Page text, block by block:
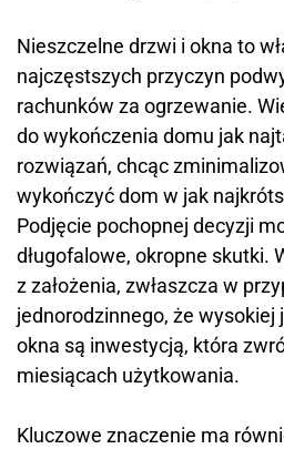
Nieszczelne drzwi i okna to
najczęstszych przyczyn
rachunków za ogrzewanie.
do wykończenia domu jak
rozwiązań, chcąc
wykończyć dom w jak
Podjęcie pochopnej decyzji
długofalowe, okropne skutki.
z założenia, zwłaszcza w
jednorodzinnego, że wysokiej
okna są inwestycją, która
miesiącach użytkowania.
Kluczowe znaczenie ma